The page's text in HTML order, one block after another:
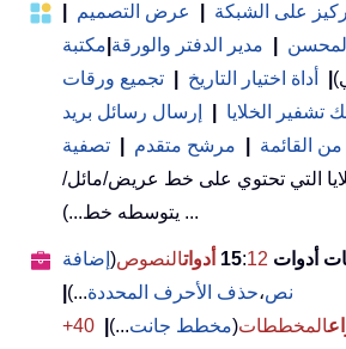
على الشبكة عرض التصميم
مدير الدفتر والورقة مكتبة
أداة اختيار التاريخ
تجميع ورقات
تشفير الخلايا
إرسال رسائل بريد
من القائمة
مرشح متقدم
تصفية
التي تحتوي على خط عريض/مائل/
يتوسطه خط...) ...
أدوات 15 :12 أدواتالنصوص( إضافة
نص،حذف الأحرف المحددة...)
المخططات(مخطط جانت...)
40+